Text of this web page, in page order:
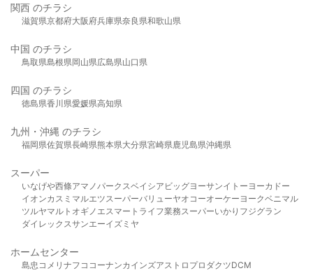
関西 のチラシ
滋賀県京都府大阪府兵庫県奈良県和歌山県
中国 のチラシ
鳥取県島根県岡山県広島県山口県
四国 のチラシ
徳島県香川県愛媛県高知県
九州・沖縄 のチラシ
福岡県佐賀県長崎県熊本県大分県宮崎県鹿児島県沖縄県
スーパー
いなげや西條アマノパークスベイシア ビッグヨーサンイトーヨーカドー
イオンカスミ マルエツスーパーバリューヤオコーオーケー ヨークベニマル
ツルヤマルト オギノ エスマート ライフ業務スーパーいかり フジグラン
ダイレックスサンエーイズミヤ
ホームセンター
島忠 コメリ ナフコ コーナンカインズアストロプロダクツDCM